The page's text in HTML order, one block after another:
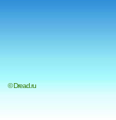
© Dread.ru